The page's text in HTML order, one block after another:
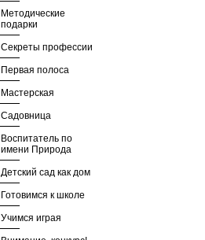
Методические
подарки
Секреты профессии
Первая полоса
Мастерская
Садовница
Воспитатель по
имени Природа
Детский сад как дом
Готовимся к школе
Учимся играя